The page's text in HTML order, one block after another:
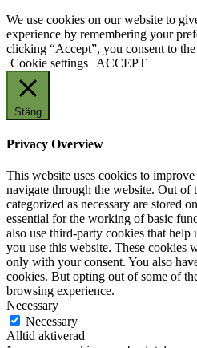
We use cookies on our website to
experience by remembering your
clicking “Accept”, you consent to
Cookie settings
ACCEPT
Stäng
Privacy Overview
This website uses cookies to
navigate through the website. Out of
categorized as necessary are stored
essential for the working of basic
also use third-party cookies that help
you use this website. These cookies
only with your consent. You also
cookies. But opting out of some of
browsing experience.
Necessary
Necessary
Alltid aktiverad